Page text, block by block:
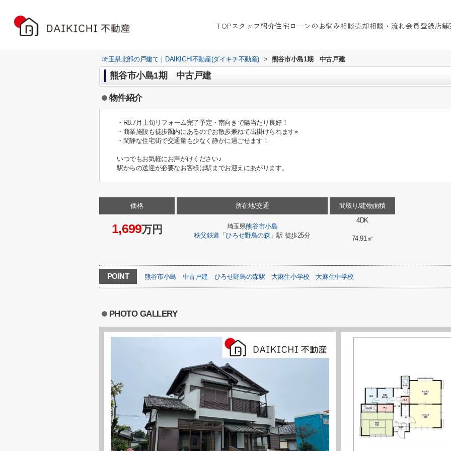
TOPスタッフ紹介住宅ローンのお悩み相談売却相談・流れ会員登録店
埼玉県北部の戸建て｜DAIKICHI不動産(ダイキチ不動産) > 熊谷市小島1期 中古戸建
熊谷市小島1期 中古戸建
物件紹介
・R8.7月上旬リフォーム完了予定・南向きで陽当たり良好！
・商業施設も徒歩圏内にあるのでお散歩兼ねて出掛けられます⭐︎
・閑静な住宅街で交通量も少なく静かに過ごせます！
いつでもお気軽にお声がけください♪
駅からの送迎が必要なお客様は駅までお迎えにあがります。
価格
1,699万円
所在地/交通
埼玉県熊谷市小島
秩父鉄道 「ひろせ野鳥の森 」駅 徒歩25分
間取り/建物面積
4DK
74.91㎡
POINT 熊谷市小島 中古戸建 ひろせ野鳥の森駅 大麻生小学校 大麻生中学校
PHOTO GALLERY